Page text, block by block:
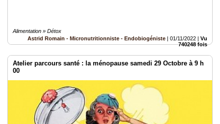
Alimentation » Détox
Astrid Romain - Micronutritionniste - Endobiogéniste | 01/11/2022 | Vu
740248 fois
Atelier parcours santé : la ménopause samedi 29 Octobre à 9 h
00